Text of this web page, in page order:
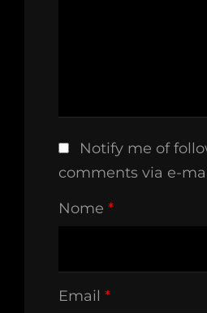
Notify me of
comments via e-
Nome *
Email *